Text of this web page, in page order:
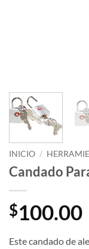
INICIO /
Candado
$100.00
Este candado de